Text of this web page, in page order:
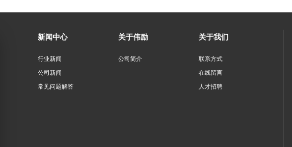
新闻中心
行业新闻
公司新闻
常见问题解答
关于伟励
公司简介
关于我们
联系方式
在线留言
人才招聘